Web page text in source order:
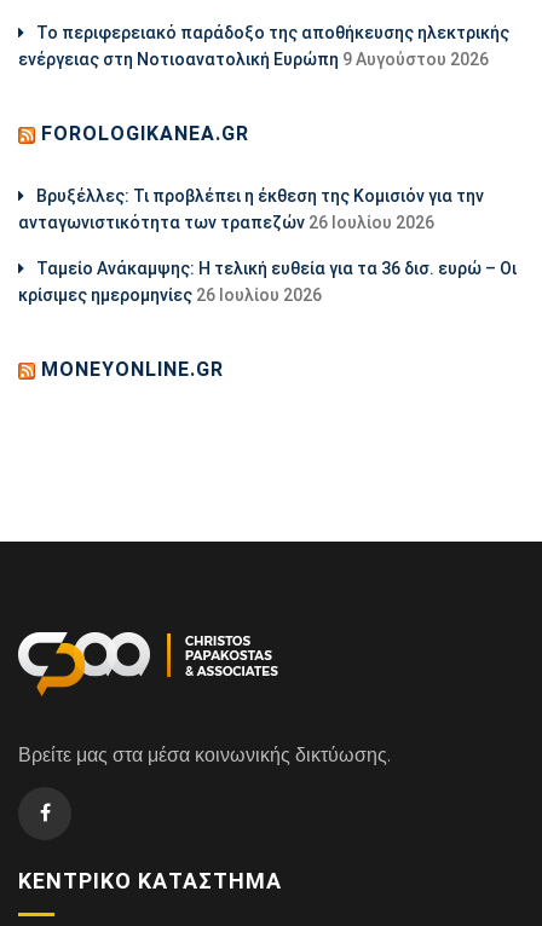
Το περιφερειακό παράδοξο της αποθήκευσης ηλεκτρικής
ενέργειας στη Νοτιοανατολική Ευρώπη 9 Αυγούστου 2026
FOROLOGIKANEA.GR
Βρυξέλλες: Τι προβλέπει η έκθεση της Κομισιόν για την
ανταγωνιστικότητα των τραπεζών 26 Ιουλίου 2026
Ταμείο Ανάκαμψης: Η τελική ευθεία για τα 36 δισ. ευρώ – Οι
κρίσιμες ημερομηνίες 26 Ιουλίου 2026
MONEYONLINE.GR
Βρείτε μας στα μέσα κοινωνικής δικτύωσης.
ΚΕΝΤΡΙΚΌ ΚΑΤΆΣΤΗΜΑ